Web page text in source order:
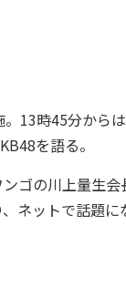
13時45分から
を語る。
ゴの川上量生会
ネットで話題に